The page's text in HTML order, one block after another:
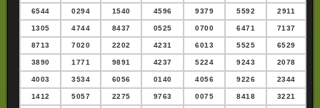
6544 0294 1540 4596 9379 5592 2911
1305 4744 8437 0525 0700 6471 7137
8713 7020 2202 4231 6013 5525 6529
3890 1771 9891 4237 5224 9243 2078
4003 3534 6056 0140 4056 9226 2344
1412 5057 2275 9763 0075 8418 3221